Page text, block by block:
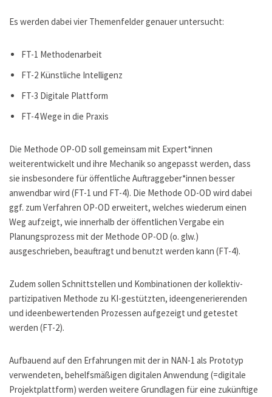
Es werden dabei vier Themenfelder genauer untersucht:
FT-1 Methodenarbeit
FT-2 Künstliche Intelligenz
FT-3 Digitale Plattform
FT-4 Wege in die Praxis
Die Methode OP-OD soll gemeinsam mit Expert*innen
weiterentwickelt und ihre Mechanik so angepasst werden, dass
sie insbesondere für öffentliche Auftraggeber*innen besser
anwendbar wird (FT-1 und FT-4). Die Methode OD-OD wird dabei
ggf. zum Verfahren OP-OD erweitert, welches wiederum einen
Weg aufzeigt, wie innerhalb der öffentlichen Vergabe ein
Planungsprozess mit der Methode OP-OD (o. glw.)
ausgeschrieben, beauftragt und benutzt werden kann (FT-4).
Zudem sollen Schnittstellen und Kombinationen der kollektiv-
partizipativen Methode zu KI-gestützten, ideengenerierenden
und ideenbewertenden Prozessen aufgezeigt und getestet
werden (FT-2).
Aufbauend auf den Erfahrungen mit der in NAN-1 als Prototyp
verwendeten, behelfsmäßigen digitalen Anwendung (=digitale
Projektplattform) werden weitere Grundlagen für eine zukünftige